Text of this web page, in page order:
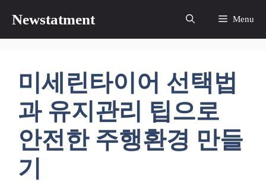
츠
Newstatment Menu
미세린타이어 선택법
과 유지관리 팁으로
안전한 주행환경 만들
기